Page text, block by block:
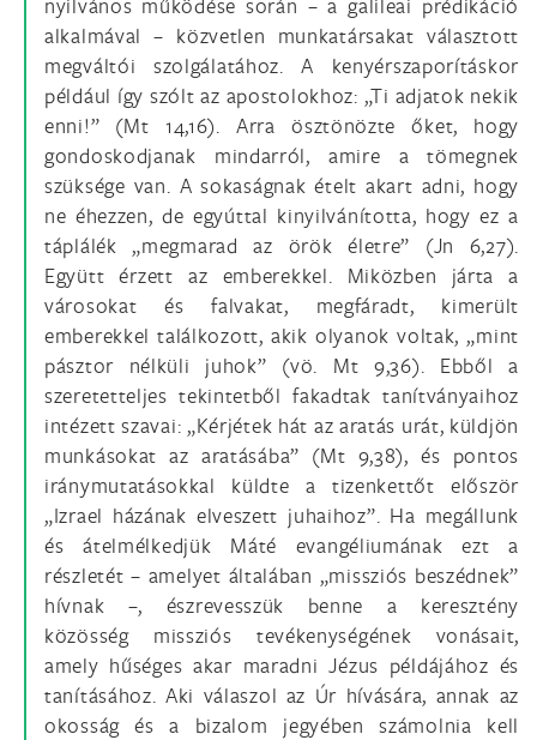
alkalmával – közvetlen munkatársakat választott
megváltói szolgálatához. A kenyérszaporításkor
például így szólt az apostolokhoz: „Ti adjatok nekik
enni!” (Mt 14,16). Arra ösztönözte őket, hogy
gondoskodjanak mindarról, amire a tömegnek
szüksége van. A sokaságnak ételt akart adni, hogy
ne éhezzen, de egyúttal kinyilvánította, hogy ez a
táplálék „megmarad az örök életre” (Jn 6,27).
Együtt érzett az emberekkel. Miközben járta a
városokat és falvakat, megfáradt, kimerült
emberekkel találkozott, akik olyanok voltak, „mint
pásztor nélküli juhok” (vö. Mt 9,36). Ebből a
szeretetteljes tekintetből fakadtak tanítványaihoz
intézett szavai: „Kérjétek hát az aratás urát, küldjön
munkásokat az aratásába” (Mt 9,38), és pontos
iránymutatásokkal küldte a tizenkettőt először
„Izrael házának elveszett juhaihoz”. Ha megállunk
és átelmélkedjük Máté evangéliumának ezt a
részletét – amelyet általában „missziós beszédnek”
hívnak –, észrevesszük benne a keresztény
közösség missziós tevékenységének vonásait,
amely hűséges akar maradni Jézus példájához és
tanításához. Aki válaszol az Úr hívására, annak az
okosság és a bizalom jegyében számolnia kell